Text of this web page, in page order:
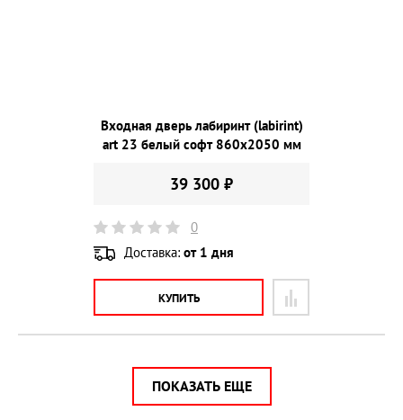
Входная дверь лабиринт (labirint)
art 23 белый софт 860х2050 мм
39 300 ₽
0
Доставка: от 1 дня
КУПИТЬ
ПОКАЗАТЬ ЕЩЕ